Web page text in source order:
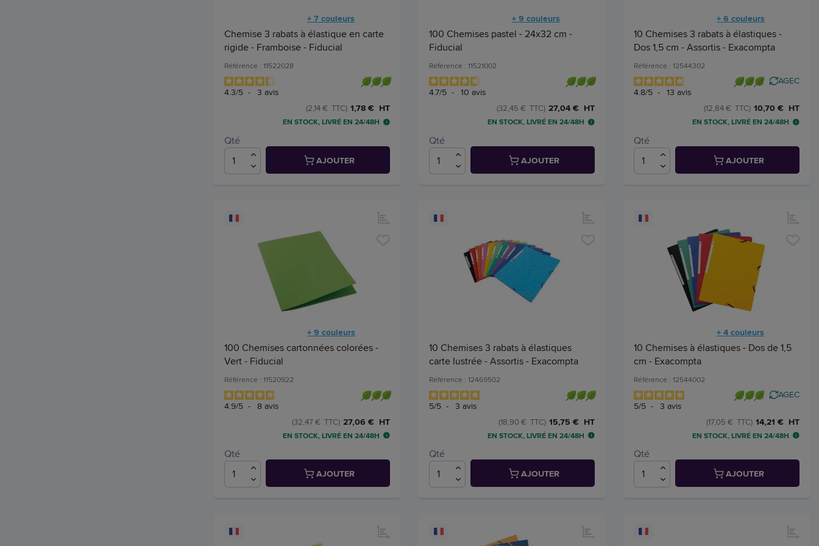
+ 7 couleurs
Chemise 3 rabats à élastique en carte
rigide - Framboise - Fiducial
Référence : 11522028
4.3/5 - 3 avis
1,78 € HT
(2,14 € TTC)
EN STOCK, LIVRÉ EN 24/48H
Qté
AJOUTER
+ 9 couleurs
100 Chemises pastel - 24x32 cm -
Fiducial
Référence : 11521002
4.7/5 - 10 avis
27,04 € HT
(32,45 € TTC)
EN STOCK, LIVRÉ EN 24/48H
Qté
AJOUTER
+ 6 couleurs
10 Chemises 3 rabats à élastiques -
Dos 1,5 cm - Assortis - Exacompta
Référence : 12544302
4.8/5 - 13 avis
AGEC
10,70 € HT
(12,84 € TTC)
EN STOCK, LIVRÉ EN 24/48H
Qté
AJOUTER
+ 9 couleurs
100 Chemises cartonnées colorées -
Vert - Fiducial
Référence : 11520922
4.9/5 - 8 avis
27,06 € HT
(32,47 € TTC)
EN STOCK, LIVRÉ EN 24/48H
Qté
AJOUTER
10 Chemises 3 rabats à élastiques
carte lustrée - Assortis - Exacompta
Référence : 12469502
5/5 - 3 avis
15,75 € HT
(18,90 € TTC)
EN STOCK, LIVRÉ EN 24/48H
Qté
AJOUTER
+ 4 couleurs
10 Chemises à élastiques - Dos de 1,5
cm - Exacompta
Référence : 12544002
5/5 - 3 avis
AGEC
14,21 € HT
(17,05 € TTC)
EN STOCK, LIVRÉ EN 24/48H
Qté
AJOUTER